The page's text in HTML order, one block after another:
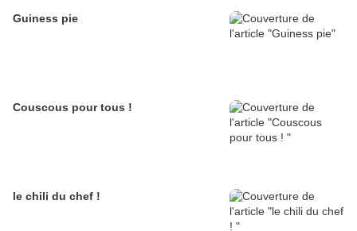
Guiness pie
Couscous pour tous !
le chili du chef !